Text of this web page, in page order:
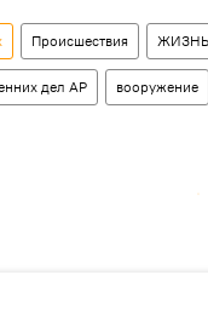
Происшествия ЖИЗНЬ
дел АР вооружение